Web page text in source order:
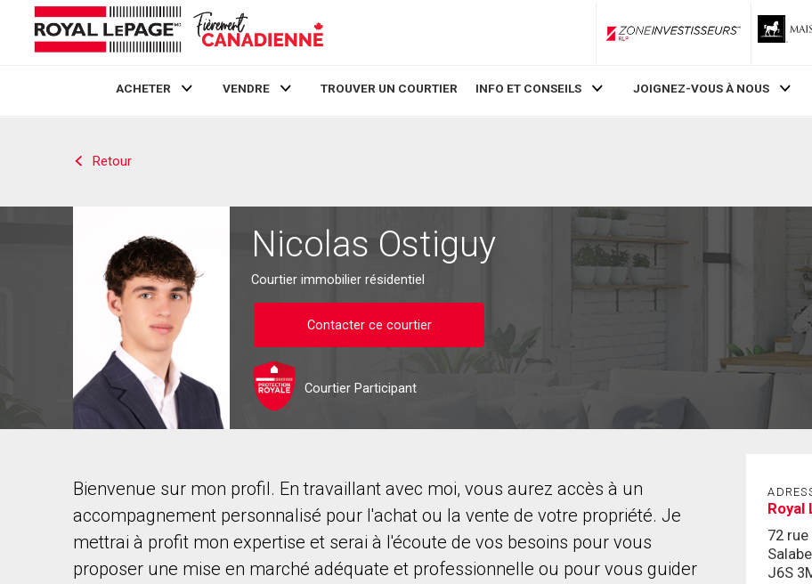
ZoneInvestisseurs RLP
ACHETER VENDRE TROUVER UN COURTIER INFO ET CONSEILS JOIGNEZ-VOUS À NOUS
Retour
Nicolas Ostiguy
Courtier immobilier résidentiel
Contacter ce courtier
Courtier Participant
Contacter ce courtier
Prénom
et
Courriel
Bienvenue sur mon profil. En travaillant avec moi, vous aurez accès à un
accompagnement personnalisé pour l'achat ou la vente de votre propriété. Je
mettrai à profit mon expertise et serai à l'écoute de vos besoins pour vous
proposer une mise en marché adéquate et professionnelle ou pour vous guider
Royal
72
J6S